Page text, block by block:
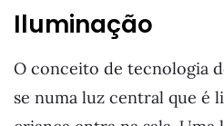
Iluminação
O conceito de tecnologia
se numa luz central que é